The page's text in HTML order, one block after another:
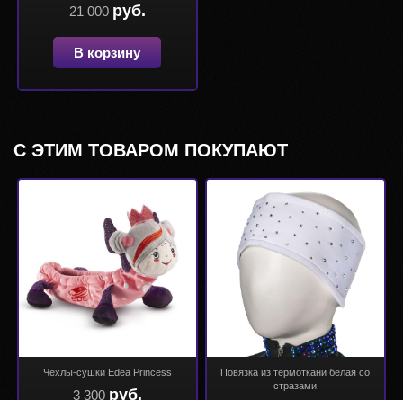
21 000 руб.
В корзину
С ЭТИМ ТОВАРОМ ПОКУПАЮТ
Чехлы-сушки Edea Princess
3 300 руб.
Повязка из термоткани белая со
стразами